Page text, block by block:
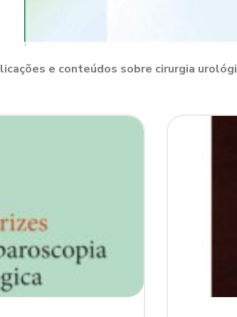
e conteúdos sobre cirurgia